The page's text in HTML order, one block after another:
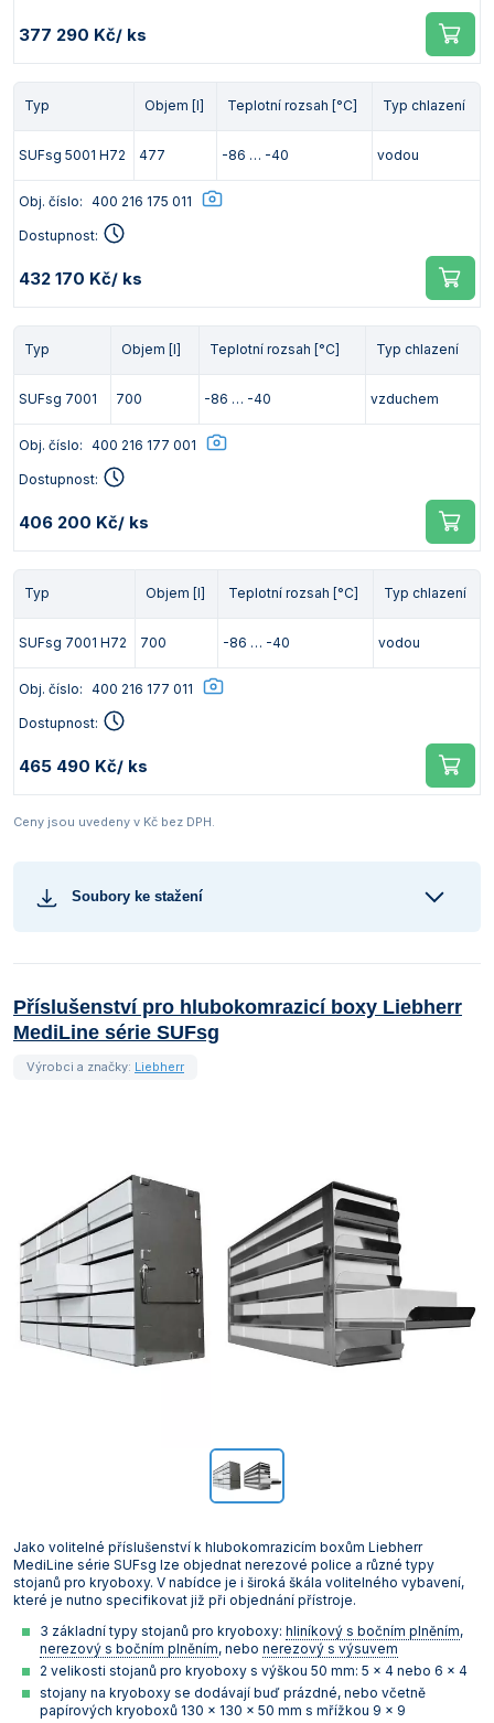
377 290 Kč/ ks
Typ Objem [l] Teplotní rozsah [°C] Typ chlazení
SUFsg 5001 H72 477 -86 … -40 vodou
Obj. číslo: 400 216 175 011
Dostupnost:
432 170 Kč/ ks
Typ Objem [l] Teplotní rozsah [°C] Typ chlazení
SUFsg 7001 700 -86 … -40 vzduchem
Obj. číslo: 400 216 177 001
Dostupnost:
406 200 Kč/ ks
Typ Objem [l] Teplotní rozsah [°C] Typ chlazení
SUFsg 7001 H72 700 -86 … -40 vodou
Obj. číslo: 400 216 177 011
Dostupnost:
465 490 Kč/ ks
Ceny jsou uvedeny v Kč bez DPH.
Soubory ke stažení
Příslušenství pro hlubokomrazicí boxy Liebherr
MediLine série SUFsg
Výrobci a značky: Liebherr
Jako volitelné příslušenství k hlubokomrazicím boxům Liebherr
MediLine série SUFsg lze objednat nerezové police a různé typy
stojanů pro kryoboxy. V nabídce je i široká škála volitelného vybavení,
které je nutno specifikovat již při objednání přístroje.
3 základní typy stojanů pro kryoboxy: hliníkový s bočním plněním,
nerezový s bočním plněním, nebo nerezový s výsuvem
2 velikosti stojanů pro kryoboxy s výškou 50 mm: 5 x 4 nebo 6 x 4
stojany na kryoboxy se dodávají buď prázdné, nebo včetně
papírových kryoboxů 130 x 130 x 50 mm s mřížkou 9 x 9